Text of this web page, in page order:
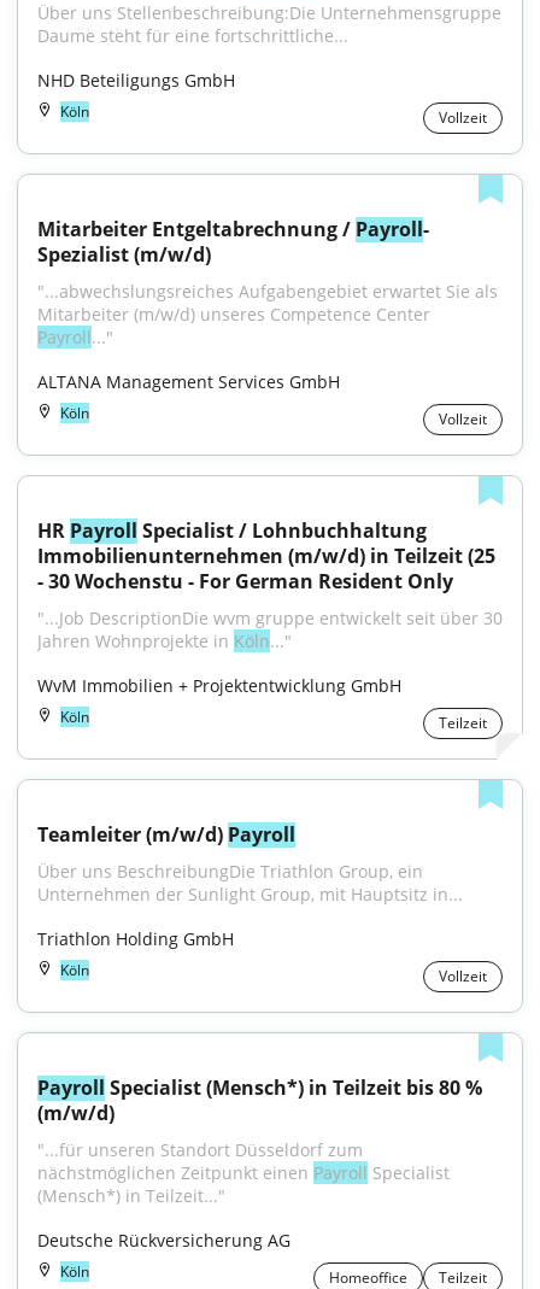
Über uns Stellenbeschreibung:Die Unternehmensgruppe
Daume steht für eine fortschrittliche...
NHD Beteiligungs GmbH
Köln Vollzeit
Mitarbeiter Entgeltabrechnung / Payroll-
Spezialist (m/w/d)
"...abwechslungsreiches Aufgabengebiet erwartet Sie als
Payroll..."
ALTANA Management Services GmbH
Köln Vollzeit
HR Payroll Specialist / Lohnbuchhaltung
Immobilienunternehmen (m/w/d) in Teilzeit (25
- 30 Wochenstu - For German Resident Only
"...Job DescriptionDie wvm gruppe entwickelt seit über 30
Jahren Wohnprojekte in Köln..."
WvM Immobilien + Projektentwicklung GmbH
Köln Teilzeit
Teamleiter (m/w/d) Payroll
Über uns BeschreibungDie Triathlon Group, ein
Unternehmen der Sunlight Group, mit Hauptsitz in...
Triathlon Holding GmbH
Köln Vollzeit
Payroll Specialist (Mensch*) in Teilzeit bis 80 %
(m/w/d)
"...für unseren Standort Düsseldorf zum
nächstmöglichen Zeitpunkt einen Payroll Specialist
(Mensch*) in Teilzeit..."
Deutsche Rückversicherung AG
Köln Homeoffice Teilzeit